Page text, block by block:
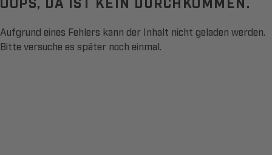
Aufgrund eines Fehlers kann der Inhalt nicht geladen werden.
Bitte versuche es später noch einmal.